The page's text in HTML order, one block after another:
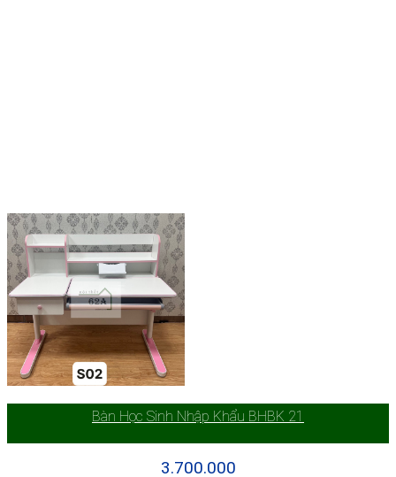
Bàn Học Sinh Nhập Khẩu BHBK 21
3.700.000